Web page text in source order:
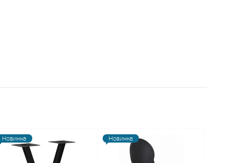
Новинка Новинка